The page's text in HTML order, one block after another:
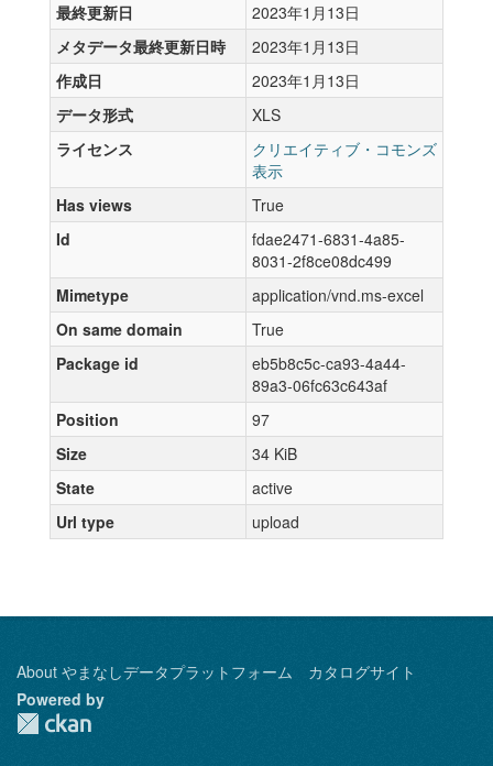
最終更新日
2023年1月13日
メタデータ最終更新日時
2023年1月13日
作成日
2023年1月13日
データ形式
XLS
ライセンス
クリエイティブ・コモンズ
表示
Has views
True
Id
fdae2471-6831-4a85-
8031-2f8ce08dc499
Mimetype
application/vnd.ms-excel
On same domain
True
Package id
eb5b8c5c-ca93-4a44-
89a3-06fc63c643af
Position
97
Size
34 KiB
State
active
Url type
upload
About やまなしデータプラットフォーム カタログサイト
Powered by